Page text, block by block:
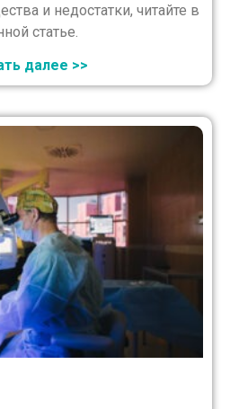
и недостатки, читайте в
статье.
далее >>